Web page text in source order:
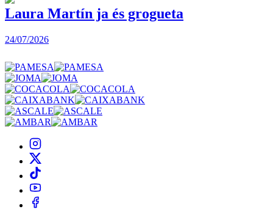
Laura Martín ja és grogueta
24/07/2026